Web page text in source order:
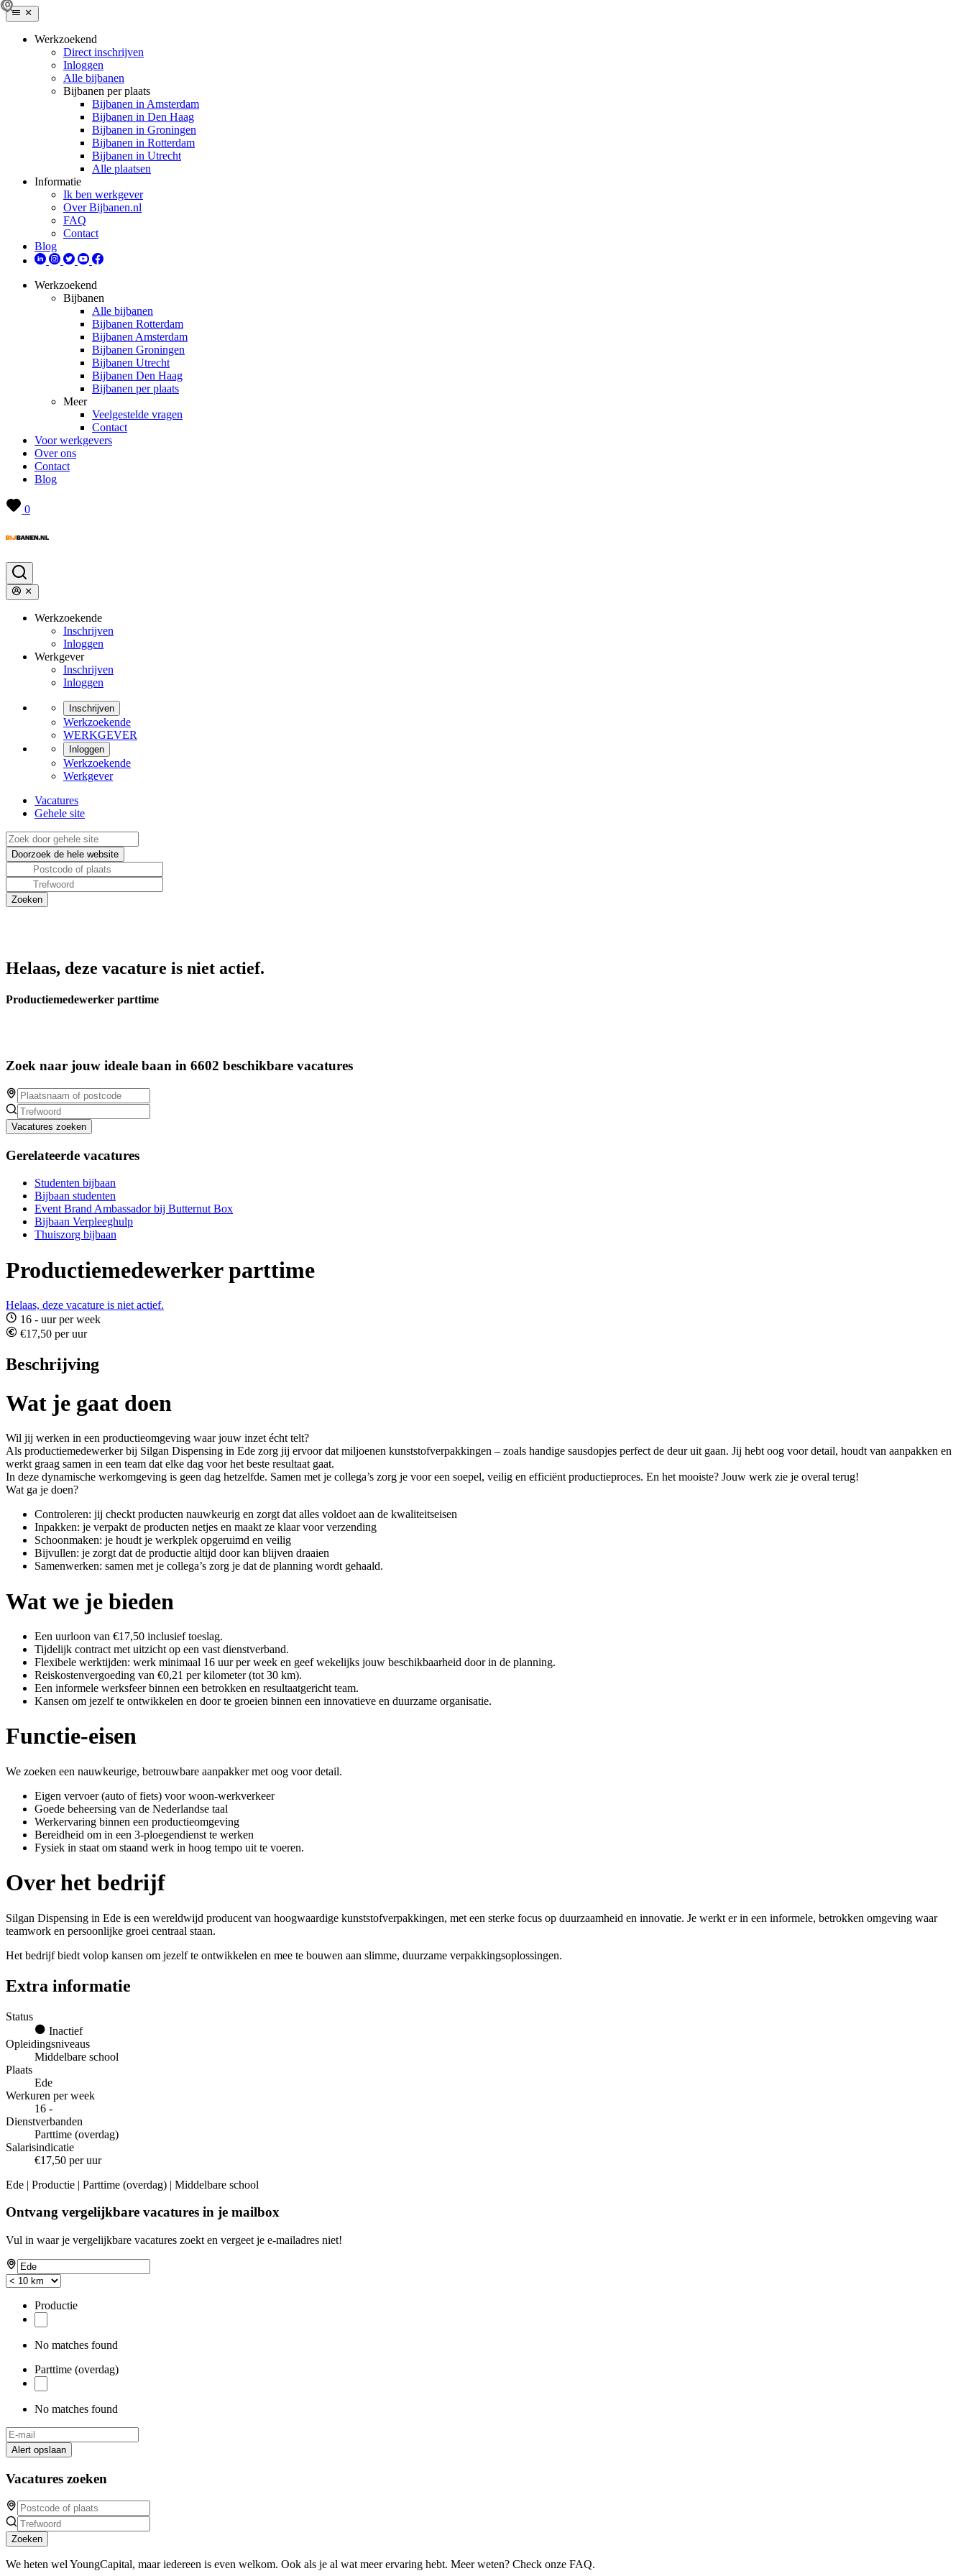
Werkzoekend
Direct inschrijven
Inloggen
Alle bijbanen
Bijbanen per plaats
Bijbanen in Amsterdam
Bijbanen in Den Haag
Bijbanen in Groningen
Bijbanen in Rotterdam
Bijbanen in Utrecht
Alle plaatsen
Informatie
Ik ben werkgever
Over Bijbanen.nl
FAQ
Contact
Blog
Werkzoekend
Bijbanen
Alle bijbanen
Bijbanen Rotterdam
Bijbanen Amsterdam
Bijbanen Groningen
Bijbanen Utrecht
Bijbanen Den Haag
Bijbanen per plaats
Meer
Veelgestelde vragen
Contact
Voor werkgevers
Over ons
Contact
Blog
0
Werkzoekende
Inschrijven
Inloggen
Werkgever
Inschrijven
Inloggen
Inschrijven
Werkzoekende
WERKGEVER
Inloggen
Werkzoekende
Werkgever
Vacatures
Gehele site
Helaas, deze vacature is niet actief.
Productiemedewerker parttime
Zoek naar jouw ideale baan in 6602 beschikbare vacatures
Vacatures zoeken
Gerelateerde vacatures
Studenten bijbaan
Bijbaan studenten
Event Brand Ambassador bij Butternut Box
Bijbaan Verpleeghulp
Thuiszorg bijbaan
Productiemedewerker parttime
Helaas, deze vacature is niet actief.
16 - uur per week
€17,50 per uur
Beschrijving
Wat je gaat doen
Wil jij werken in een productieomgeving waar jouw inzet écht telt?
Als productiemedewerker bij Silgan Dispensing in Ede zorg jij ervoor dat miljoenen kunststofverpakkingen – zoals handige sausdopjes perfect de deur uit gaan. Jij hebt oog voor detail, houdt van aanpakken en
werkt graag samen in een team dat elke dag voor het beste resultaat gaat.
In deze dynamische werkomgeving is geen dag hetzelfde. Samen met je collega’s zorg je voor een soepel, veilig en efficiënt productieproces. En het mooiste? Jouw werk zie je overal terug!
Wat ga je doen?
Controleren: jij checkt producten nauwkeurig en zorgt dat alles voldoet aan de kwaliteitseisen
Inpakken: je verpakt de producten netjes en maakt ze klaar voor verzending
Schoonmaken: je houdt je werkplek opgeruimd en veilig
Bijvullen: je zorgt dat de productie altijd door kan blijven draaien
Samenwerken: samen met je collega’s zorg je dat de planning wordt gehaald.
Wat we je bieden
Een uurloon van €17,50 inclusief toeslag.
Tijdelijk contract met uitzicht op een vast dienstverband.
Flexibele werktijden: werk minimaal 16 uur per week en geef wekelijks jouw beschikbaarheid door in de planning.
Reiskostenvergoeding van €0,21 per kilometer (tot 30 km).
Een informele werksfeer binnen een betrokken en resultaatgericht team.
Kansen om jezelf te ontwikkelen en door te groeien binnen een innovatieve en duurzame organisatie.
Functie-eisen
We zoeken een nauwkeurige, betrouwbare aanpakker met oog voor detail.
Eigen vervoer (auto of fiets) voor woon-werkverkeer
Goede beheersing van de Nederlandse taal
Werkervaring binnen een productieomgeving
Bereidheid om in een 3-ploegendienst te werken
Fysiek in staat om staand werk in hoog tempo uit te voeren.
Over het bedrijf
Silgan Dispensing in Ede is een wereldwijd producent van hoogwaardige kunststofverpakkingen, met een sterke focus op duurzaamheid en innovatie. Je werkt er in een informele, betrokken omgeving waar
teamwork en persoonlijke groei centraal staan.
Het bedrijf biedt volop kansen om jezelf te ontwikkelen en mee te bouwen aan slimme, duurzame verpakkingsoplossingen.
Extra informatie
Status
Inactief
Opleidingsniveaus
Middelbare school
Plaats
Ede
Werkuren per week
16 -
Dienstverbanden
Parttime (overdag)
Salarisindicatie
€17,50 per uur
Ede | Productie | Parttime (overdag) | Middelbare school
Ontvang vergelijkbare vacatures in je mailbox
Vul in waar je vergelijkbare vacatures zoekt en vergeet je e-mailadres niet!
Productie
No matches found
Parttime (overdag)
No matches found
Alert opslaan
Vacatures zoeken
Zoeken
We heten wel YoungCapital, maar iedereen is even welkom. Ook als je al wat meer ervaring hebt. Meer weten? Check onze FAQ.